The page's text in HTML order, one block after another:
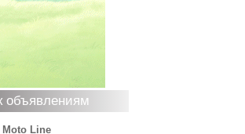
объявлениям
Moto Line